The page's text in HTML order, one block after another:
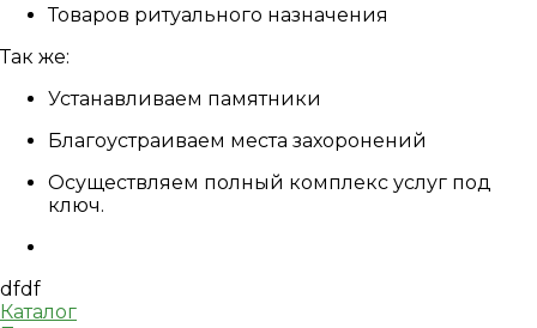
Товаров ритуального назначения
Так же:
Устанавливаем памятники
Благоустраиваем места захоронений
Осуществляем полный комплекс услуг под
ключ.
dfdf
Каталог